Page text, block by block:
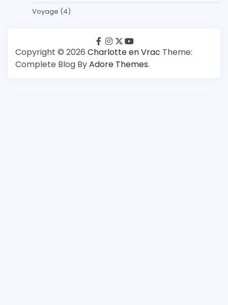
Voyage (4)
Copyright © 2026 Charlotte en Vrac Theme:
Complete Blog ByAdore Themes.
facebook
instagram
twitteryoutube